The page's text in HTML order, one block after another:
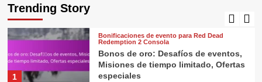
Trending Story
5
1
Bonificaciones de evento para Red Dead
Redemption 2 Consola
Bonos de oro: Desafíos de eventos,
Misiones de tiempo limitado, Ofertas
especiales